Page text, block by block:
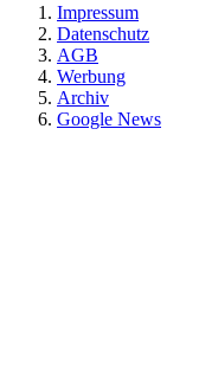
Impressum
Datenschutz
AGB
Werbung
Archiv
Google News